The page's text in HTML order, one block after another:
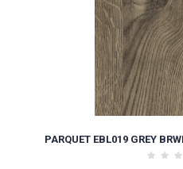
PARQUET EBL019 GREY